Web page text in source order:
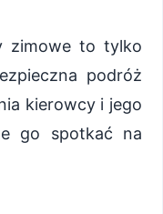
zimowe to tylko
podróż
kierowcy i jego
go spotkać na